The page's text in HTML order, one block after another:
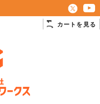
カートを見る